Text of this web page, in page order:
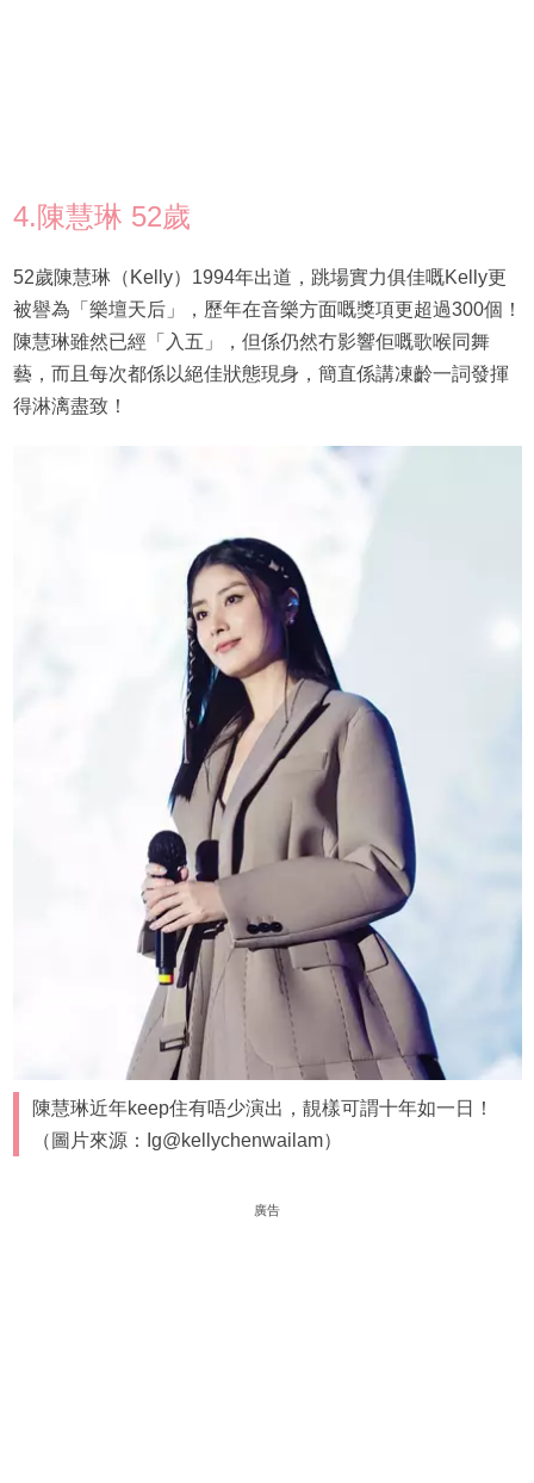
4.陳慧琳 52歲
52歲陳慧琳（Kelly）1994年出道，跳場實力俱佳嘅Kelly更
被譽為「樂壇天后」，歷年在音樂方面嘅獎項更超過300個！
陳慧琳雖然已經「入五」，但係仍然冇影響佢嘅歌喉同舞
藝，而且每次都係以絕佳狀態現身，簡直係講凍齡一詞發揮
得淋漓盡致！
陳慧琳近年keep住有唔少演出，靚樣可謂十年如一日！
（圖片來源：Ig@kellychenwailam）
廣告